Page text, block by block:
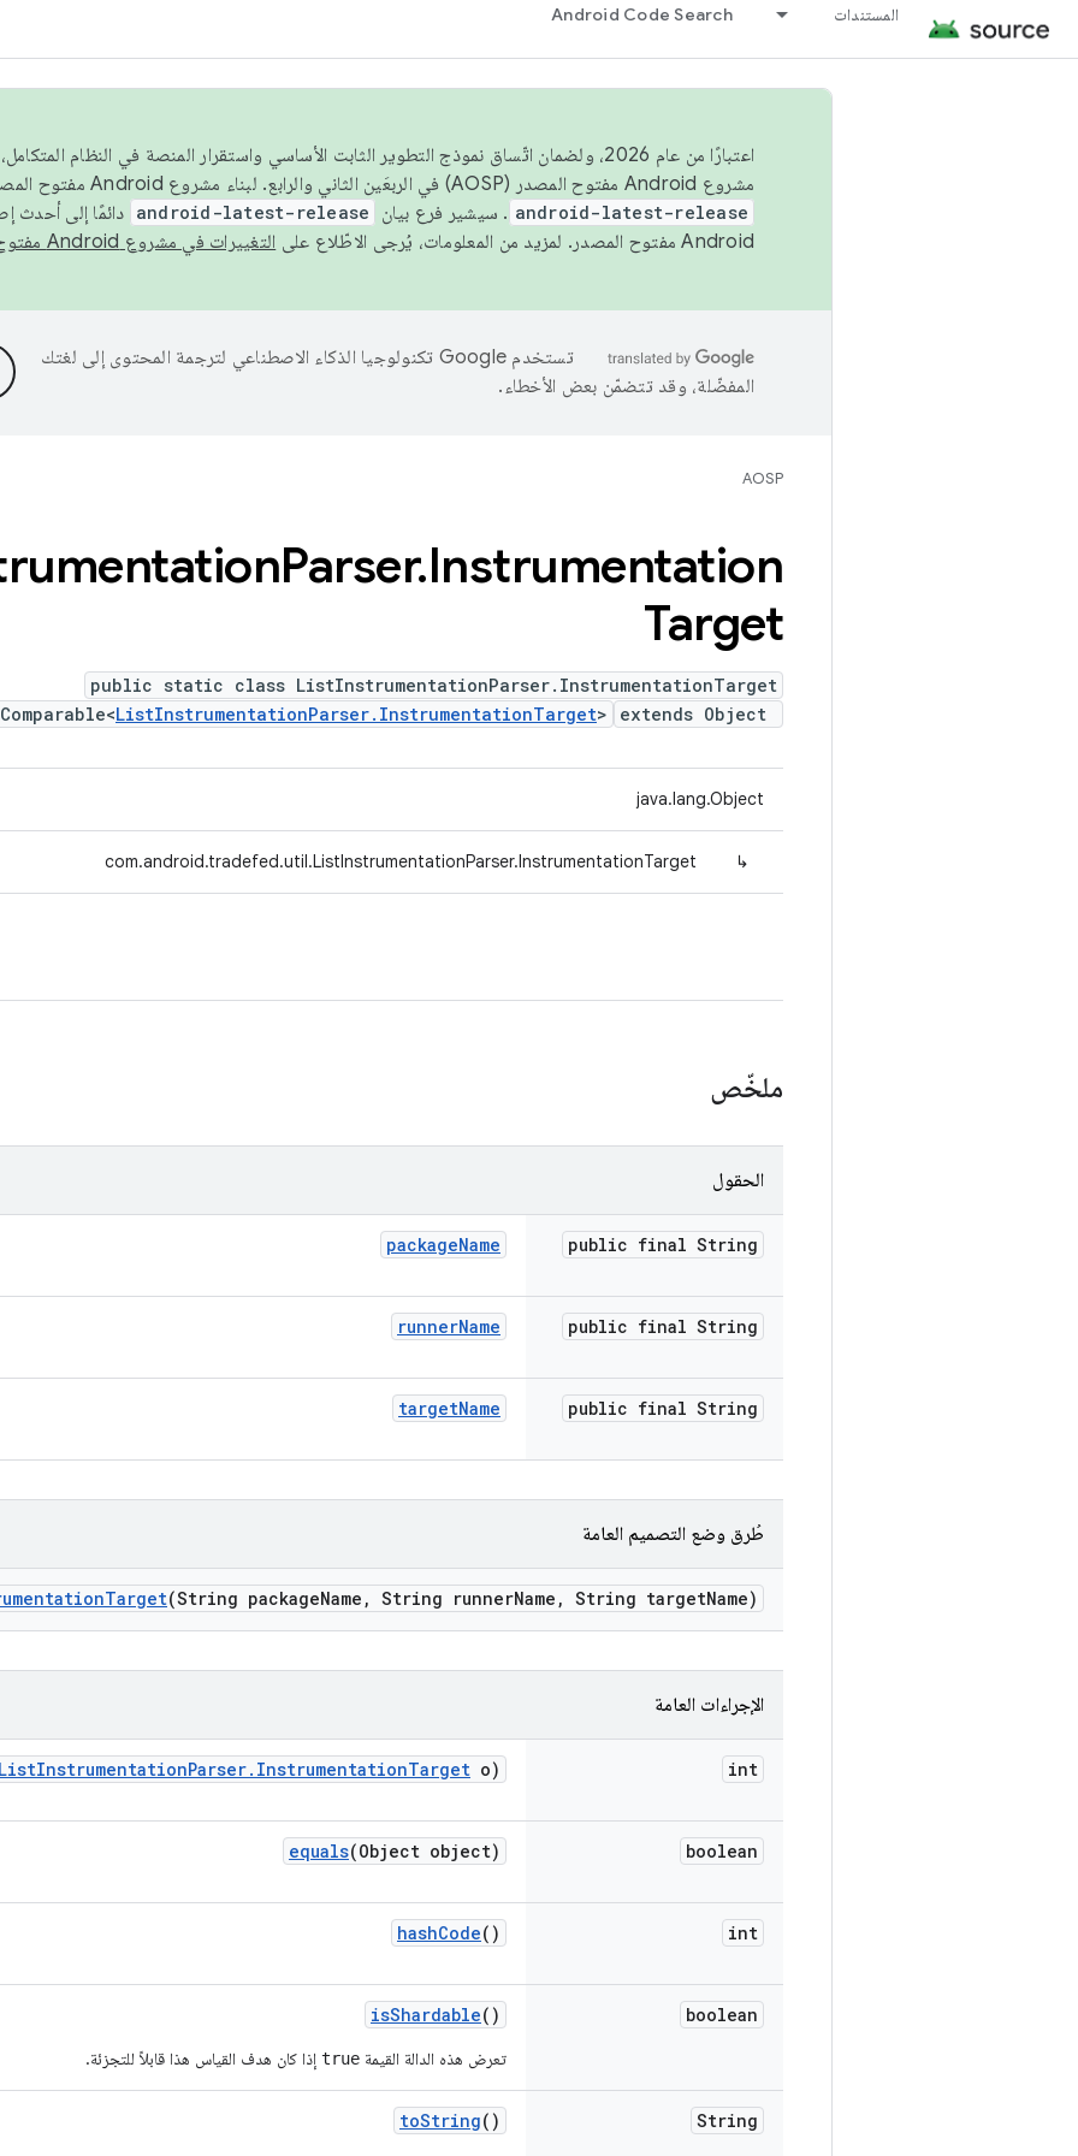
المستندات Android Code Search
اعتبارًا من عام 2026، ولضمان اتّساق نموذج التطوير الثابت الأساسي واستقرار المنصة في النظام
مشروع Android مفتوح المصدر (AOSP) في الربعَين الثاني والرابع. لبناء مشروع Android مفتوح المصدر والمساهمة فيه، استخدِم
android-latest-release . سيشير فرع بيان android-latest-release دائمًا إلى أحدث
Android مفتوح المصدر. لمزيد من المعلومات، يُرجى الاطّلاع على
التغييرات في مشروع Android مفتوح المصدر
تستخدم Google تكنولوجيا الذكاء الاصطناعي لترجمة المحتوى إلى لغتك
المفضّلة، وقد تتضمّن بعض الأخطاء.
AOSP
Parser.Instrumentation
Target
public static class ListInstrumentationParser.InstrumentationTarget
extends Object
ListInstrumentationParser.InstrumentationTarget>
java.lang.Object
↳
com.android.tradefed.util.ListInstrumentationParser.InstrumentationTarget
ملخّص
الحقول
public final String
packageName
public final String
runnerName
public final String
targetName
طُرق وضع التصميم العامة
Target(String packageName , String runnerName , String targetName)
الإجراءات العامة
int
InstrumentationParser. InstrumentationTarget o)
boolean
equals(Object object)
int
hashCode()
boolean
isShardable()
تعرض هذه الدالة القيمة true إذا كان هدف القياس هذا قابلاً للتجزئة.
String
toString()